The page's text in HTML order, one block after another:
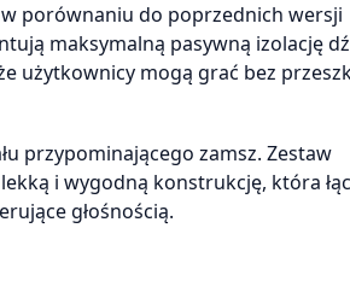
w porównaniu do poprzednich wersji
maksymalną pasywną izolację
użytkownicy mogą grać bez
przypominającego zamsz. Zestaw
i wygodną konstrukcję, która
głośnością.